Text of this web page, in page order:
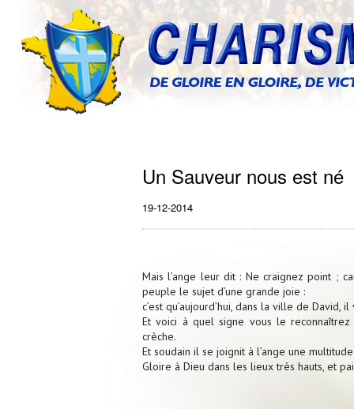
Un Sauveur nous est né
19-12-2014
Mais l’ange leur dit : Ne craignez point ;
peuple le sujet d’une grande joie :
c’est qu’aujourd’hui, dans la ville de David,
Et voici à quel signe vous le
crèche.
Et soudain il se joignit à l’ange une
Gloire à Dieu dans les lieux très hauts, et